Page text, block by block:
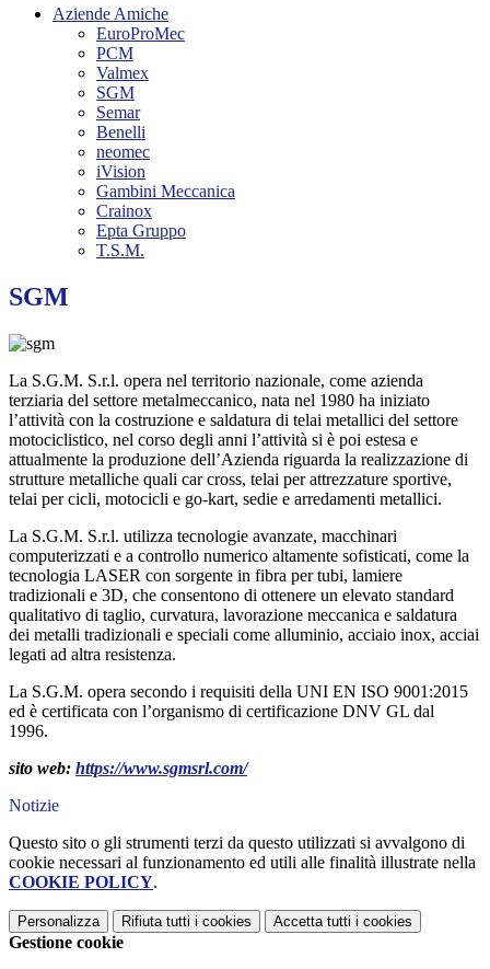
Aziende Amiche
EuroProMec
PCM
Valmex
SGM
Semar
Benelli
neomec
iVision
Gambini Meccanica
Crainox
Epta Gruppo
T.S.M.
SGM
La S.G.M. S.r.l. opera nel territorio nazionale, come azienda
terziaria del settore metalmeccanico, nata nel 1980 ha iniziato
l’attività con la costruzione e saldatura di telai metallici del settore
motociclistico, nel corso degli anni l’attività si è poi estesa e
attualmente la produzione dell’Azienda riguarda la realizzazione di
strutture metalliche quali car cross, telai per attrezzature sportive,
telai per cicli, motocicli e go-kart, sedie e arredamenti metallici.
La S.G.M. S.r.l. utilizza tecnologie avanzate, macchinari
computerizzati e a controllo numerico altamente sofisticati, come la
tecnologia LASER con sorgente in fibra per tubi, lamiere
tradizionali e 3D, che consentono di ottenere un elevato standard
qualitativo di taglio, curvatura, lavorazione meccanica e saldatura
dei metalli tradizionali e speciali come alluminio, acciaio inox, acciai
legati ad altra resistenza.
La S.G.M. opera secondo i requisiti della UNI EN ISO 9001:2015
ed è certificata con l’organismo di certificazione DNV GL dal
1996.
sito web: https://www.sgmsrl.com/
Notizie
Questo sito o gli strumenti terzi da questo utilizzati si avvalgono di
cookie necessari al funzionamento ed utili alle finalità illustrate nella
COOKIE POLICY.
Personalizza Rifiuta tutti i cookies Accetta tutti i cookies
Gestione cookie